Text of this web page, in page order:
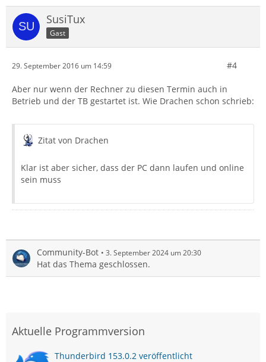
SusiTux
Gast
29. September 2016 um 14:59 #4
Aber nur wenn der Rechner zu diesen Termin auch in
Betrieb und der TB gestartet ist. Wie Drachen schon schrieb:
Zitat von Drachen
Klar ist aber sicher, dass der PC dann laufen und online
sein muss
Community-Bot 3. September 2024 um 20:30
Hat das Thema geschlossen.
Aktuelle Programmversion
Thunderbird 153.0.2 veröffentlicht